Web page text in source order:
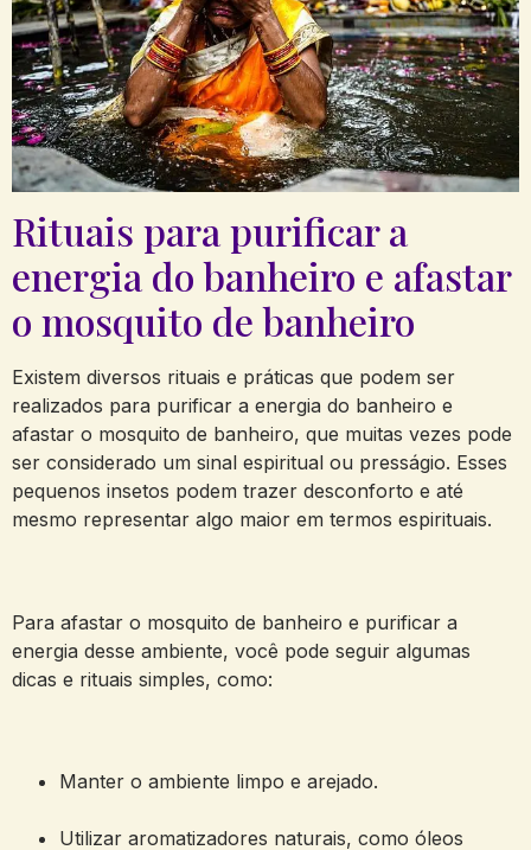
Rituais para purificar a
energia do banheiro e afastar
o mosquito de banheiro
Existem diversos rituais e práticas que podem ser
realizados para purificar a energia do banheiro e
afastar o mosquito de banheiro, que muitas vezes pode
ser considerado um sinal espiritual ou presságio. Esses
pequenos insetos podem trazer desconforto e até
mesmo representar algo maior em termos espirituais.
Para afastar o mosquito de banheiro e purificar a
energia desse ambiente, você pode seguir algumas
dicas e rituais simples, como:
Manter o ambiente limpo e arejado.
Utilizar aromatizadores naturais, como óleos